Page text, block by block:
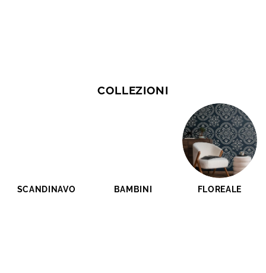
COLLEZIONI
SCANDINAVO BAMBINI FLOREALE